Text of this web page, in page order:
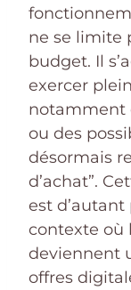
ne se limite
budget. Il
exercer
notamment
ou des
désormais
d’achat”.
est
contexte où
deviennent
offres